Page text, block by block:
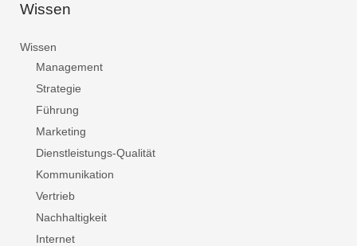
Wissen
Wissen
Management
Strategie
Führung
Marketing
Dienstleistungs-Qualität
Kommunikation
Vertrieb
Nachhaltigkeit
Internet